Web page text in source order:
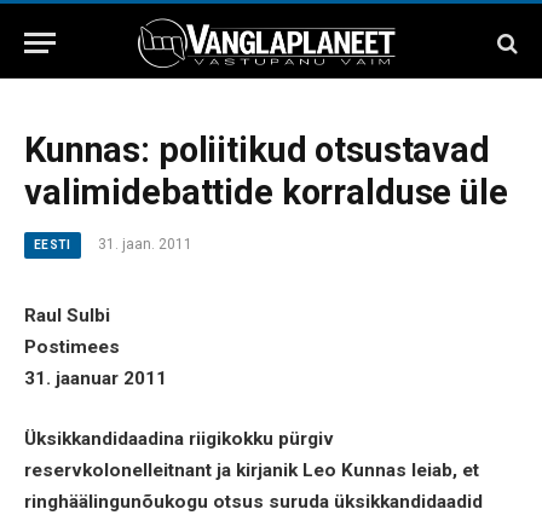
Kunnas: poliitikud otsustavad
valimidebattide korralduse üle
EESTI 31. jaan. 2011
Raul Sulbi
Postimees
31. jaanuar 2011
Üksikkandidaadina riigikokku pürgiv
reservkolonelleitnant ja kirjanik Leo Kunnas leiab, et
ringhäälingunõukogu otsus suruda üksikkandidaadid